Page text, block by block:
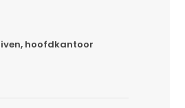
hoofdkantoor